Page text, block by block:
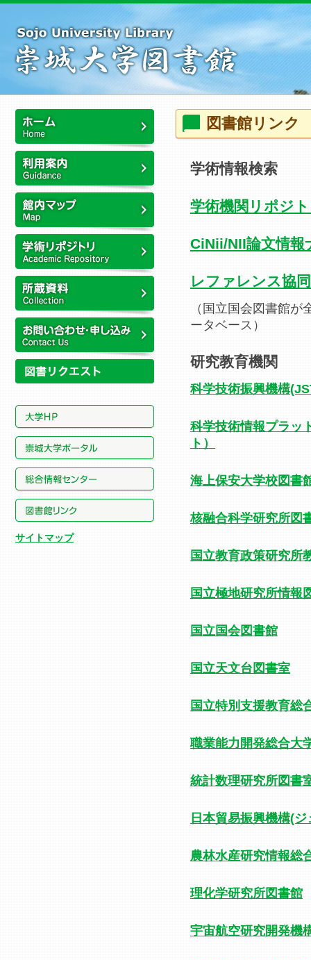
ホーム
利用案内
館内マップ
崇城大学リポジトリ
所蔵資料
お問い合わせ・申し込み
サイトマップ
図書館リンク
こ
こ
学術情報検索
学術機関リポジ
CiNii/NII論文情報
レファレンス協
（国立国会図書館
ータベース）
研究教育機関
科学技術振興機構
科学技術情報プラッ
ト）
海上保安大学校図書
核融合科学研究所図
国立教育政策研究所
国立極地研究所情報
国立国会図書館
国立天文台図書室
国立特別支援教育総
職業能力開発総合大
統計数理研究所図書
日本貿易振興機構(
農林水産研究情報総
理化学研究所図書館
宇宙航空研究開発機